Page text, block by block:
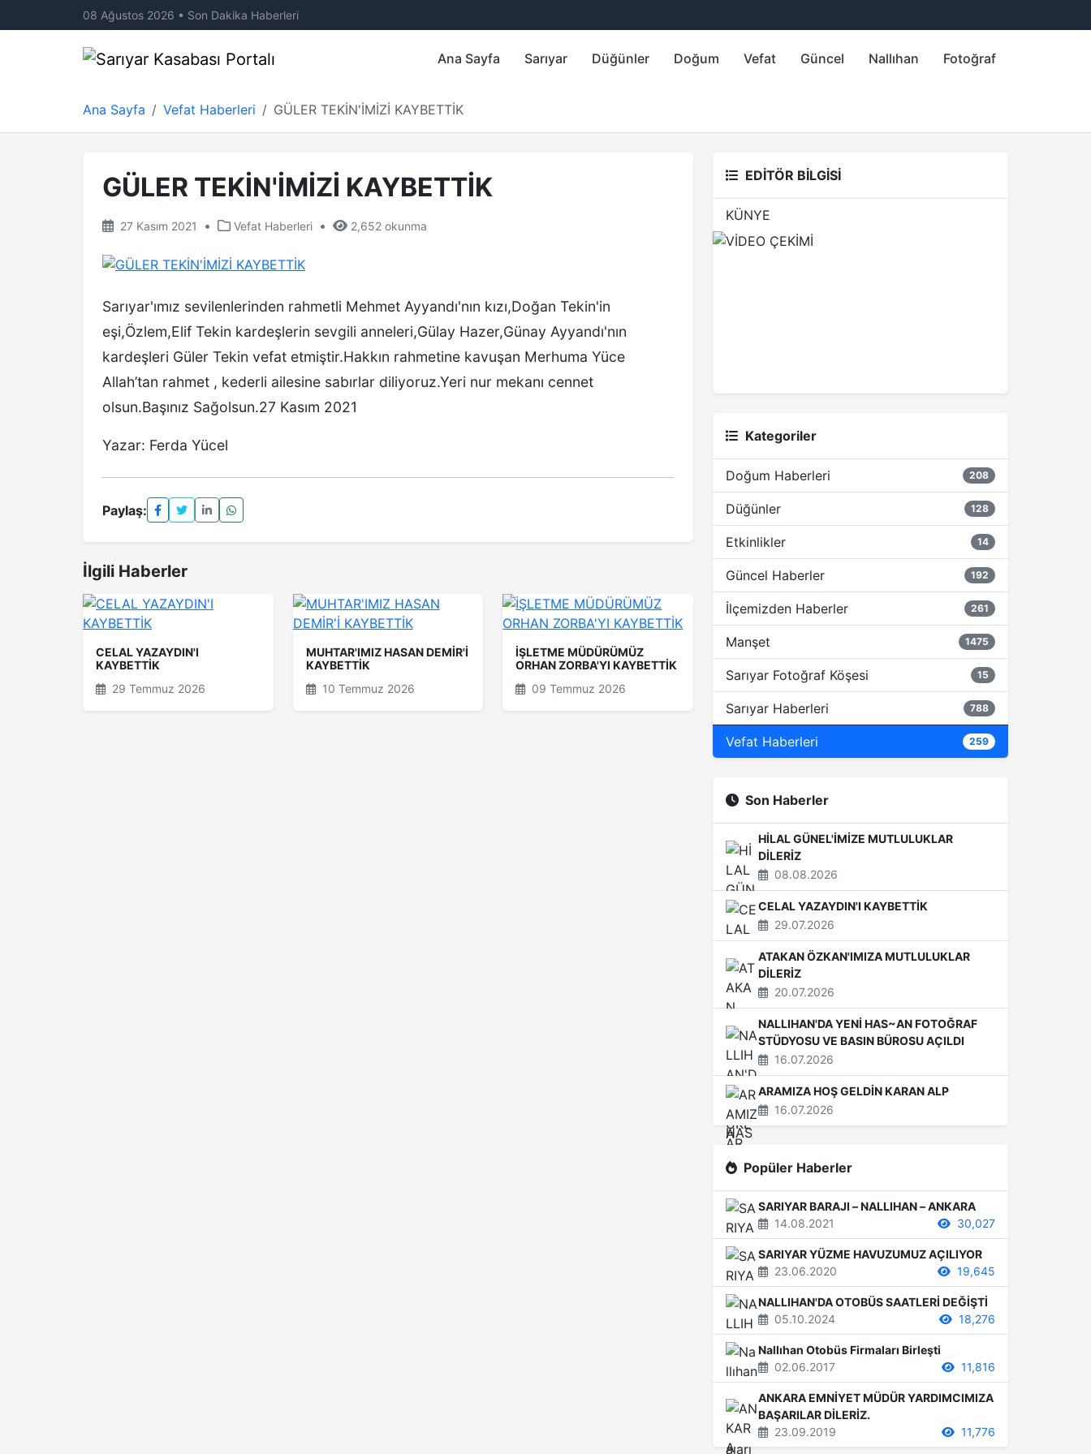
08 Ağustos 2026 • Son Dakika Haberleri
Ana Sayfa Sarıyar Düğünler Doğum Vefat Güncel Nallıhan Fotoğraf
Ana Sayfa Vefat Haberleri GÜLER TEKİN'İMİZİ KAYBETTİK
GÜLER TEKİN'İMİZİ KAYBETTİK
27 Kasım 2021 • Vefat Haberleri • 2,652 okunma
Sarıyar'ımız sevilenlerinden rahmetli Mehmet Ayyandı'nın kızı,Doğan Tekin'in
eşi,Özlem,Elif Tekin kardeşlerin sevgili anneleri,Gülay Hazer,Günay Ayyandı'nın
kardeşleri Güler Tekin vefat etmiştir.Hakkın rahmetine kavuşan Merhuma Yüce
Allah’tan rahmet , kederli ailesine sabırlar diliyoruz.Yeri nur mekanı cennet
olsun.Başınız Sağolsun.27 Kasım 2021
Yazar: Ferda Yücel
Paylaş:
İlgili Haberler
CELAL YAZAYDIN'I
KAYBETTİK
29 Temmuz 2026
MUHTAR'IMIZ HASAN DEMİR'İ
KAYBETTİK
10 Temmuz 2026
İŞLETME MÜDÜRÜMÜZ
ORHAN ZORBA'YI KAYBETTİK
09 Temmuz 2026
EDİTÖR BİLGİSİ
KÜNYE
Kategoriler
Doğum Haberleri 208
Düğünler 128
Etkinlikler 14
Güncel Haberler 192
İlçemizden Haberler 261
Manşet 1475
Sarıyar Fotoğraf Köşesi 15
Sarıyar Haberleri 788
Vefat Haberleri 259
Son Haberler
HİLAL GÜNEL'İMİZE MUTLULUKLAR
DİLERİZ
08.08.2026
CELAL YAZAYDIN'I KAYBETTİK
29.07.2026
ATAKAN ÖZKAN'IMIZA MUTLULUKLAR
DİLERİZ
20.07.2026
NALLIHAN'DA YENİ HAS~AN FOTOĞRAF
STÜDYOSU VE BASIN BÜROSU AÇILDI
16.07.2026
ARAMIZA HOŞ GELDİN KARAN ALP
16.07.2026
Popüler Haberler
SARIYAR BARAJI – NALLIHAN – ANKARA
14.08.2021
30,027
SARIYAR YÜZME HAVUZUMUZ AÇILIYOR
23.06.2020
19,645
NALLIHAN'DA OTOBÜS SAATLERİ DEĞİŞTİ
05.10.2024
18,276
Nallıhan Otobüs Firmaları Birleşti
02.06.2017
11,816
ANKARA EMNİYET MÜDÜR YARDIMCIMIZA
BAŞARILAR DİLERİZ.
23.09.2019
11,776